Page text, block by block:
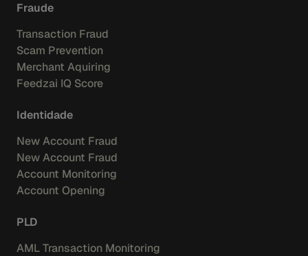
Fraude
Transaction Fraud
Scam Prevention
Merchant Aquiring
Feedzai IQ Score
Identidade
New Account Fraud
New Account Fraud
Account Monitoring
Account Opening
PLD
AML Transaction Monitoring